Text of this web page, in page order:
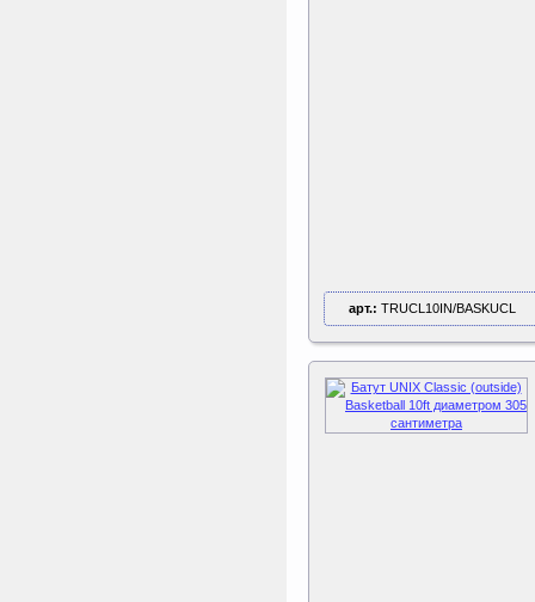
арт.: TRUCL10IN/BASKUCL